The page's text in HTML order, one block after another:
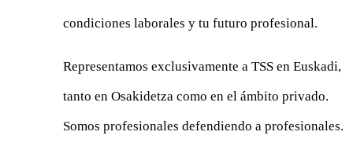
condiciones laborales y tu futuro profesional.
Representamos exclusivamente a TSS en Euskadi,
tanto en Osakidetza como en el ámbito privado.
Somos profesionales defendiendo a profesionales.